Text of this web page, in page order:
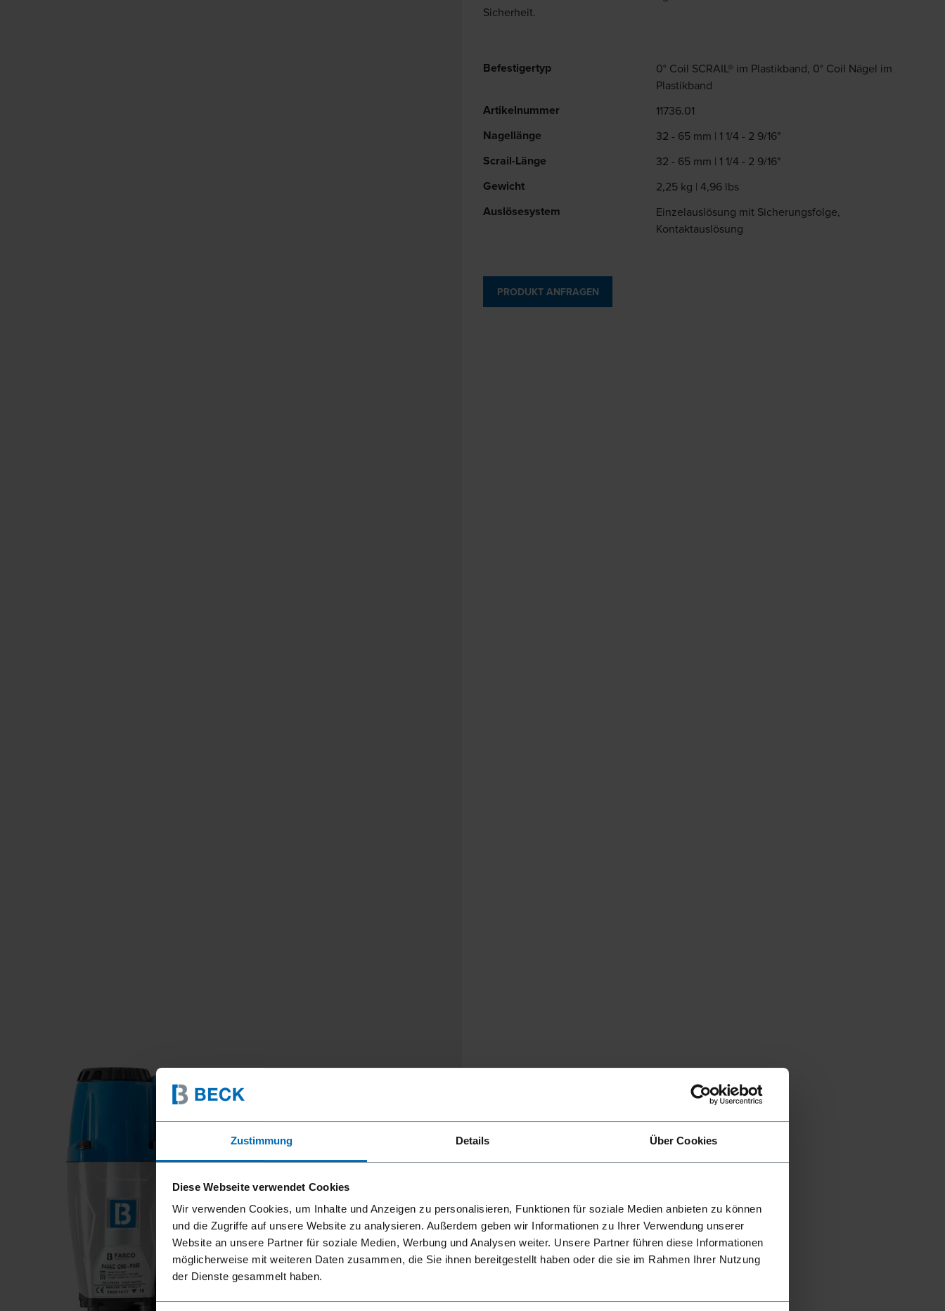
Zustimmung Details Über Cookies
Diese Webseite verwendet Cookies
Wir verwenden Cookies, um Inhalte und Anzeigen zu personalisieren, Funktionen für soziale Medien anbieten zu können
und die Zugriffe auf unsere Website zu analysieren. Außerdem geben wir Informationen zu Ihrer Verwendung unserer
Website an unsere Partner für soziale Medien, Werbung und Analysen weiter. Unsere Partner führen diese Informationen
möglicherweise mit weiteren Daten zusammen, die Sie ihnen bereitgestellt haben oder die sie im Rahmen Ihrer Nutzung
der Dienste gesammelt haben.
Sicherheit.
Befestigertyp
0° Coil SCRAIL® im Plastikband, 0° Coil Nägel im
Plastikband
Artikelnummer 11736.01
Nagellänge 32 - 65 mm | 1 1/4 - 2 9/16"
Scrail-Länge 32 - 65 mm | 1 1/4 - 2 9/16"
Gewicht 2,25 kg | 4,96 lbs
Auslösesystem
Einzelauslösung mit Sicherungsfolge,
Kontaktauslösung
PRODUKT ANFRAGEN